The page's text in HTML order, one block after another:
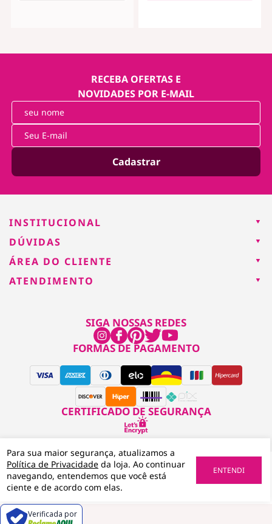
Para sua maior segurança, atualizamos a
Política de Privacidade da loja. Ao continuar
navegando, entendemos que você está
ciente e de acordo com elas.
ENTENDI
RECEBA OFERTAS E
NOVIDADES POR E-MAIL
Cadastrar
INSTITUCIONAL
DÚVIDAS
ÁREA DO CLIENTE
ATENDIMENTO
SIGA NOSSAS REDES
FORMAS DE PAGAMENTO
CERTIFICADO DE SEGURANÇA
Daiso Brasil CNPJ: 14.987.685/0012-79
Verificada por